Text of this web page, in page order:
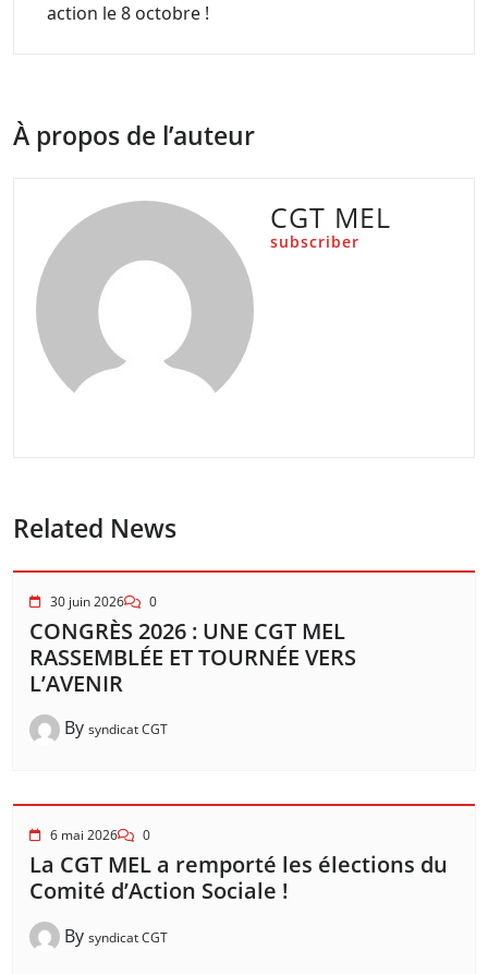
action le 8 octobre !
À propos de l’auteur
CGT MEL
subscriber
Related News
30 juin 2026 0
CONGRÈS 2026 : UNE CGT MEL
RASSEMBLÉE ET TOURNÉE VERS
L’AVENIR
By syndicat CGT
6 mai 2026 0
La CGT MEL a remporté les élections du
Comité d’Action Sociale !
By syndicat CGT